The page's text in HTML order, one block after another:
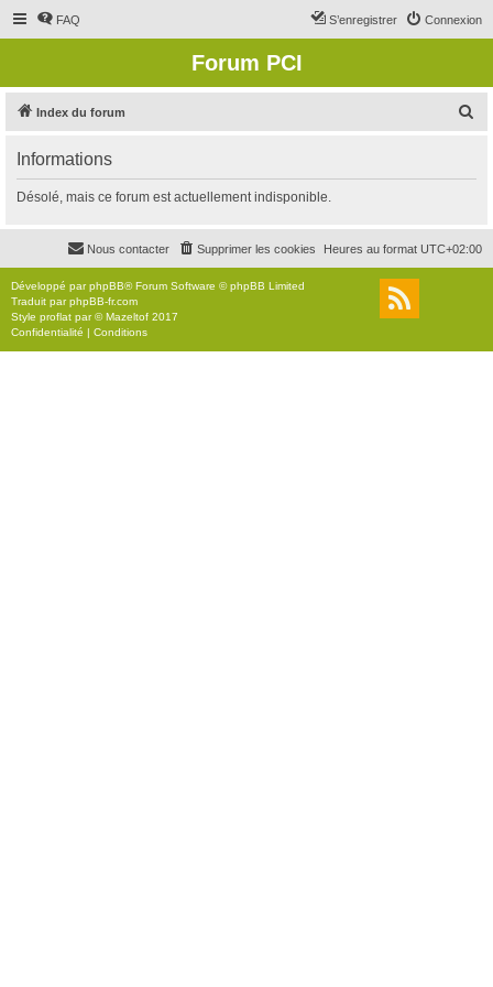
FAQ Connexion
S’enregistrer
Forum PCI
Index du forum
r
c
r
Informations
Désolé, mais ce forum est actuellement indisponible.
Heures au format UTC+02:00
Supprimer les cookies
Nous contacter
Développé parphpBB® Forum Software © phpBB Limited
Traduit parphpBB-fr.com
Style proflat par ©Mazeltof 2017
Confidentialité | Conditions